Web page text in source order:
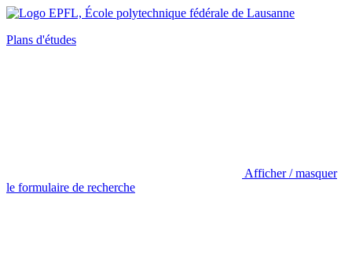
Plans d'études
Afficher / masquer
le formulaire de recherche